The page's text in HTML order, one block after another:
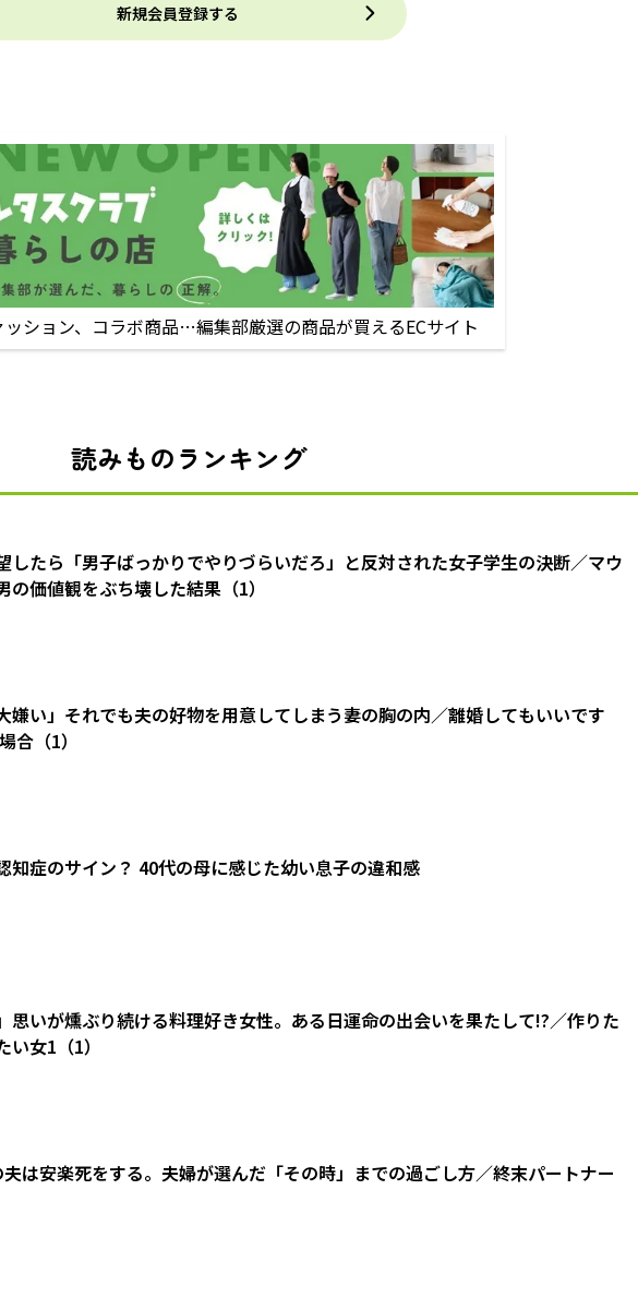
新規会員登録する
ション、コラボ商品…編集部厳選の商品が買えるECサイト
読みものランキング
したら「男子ばっかりでやりづらいだろ」と反対された女子学生の決断／マウ
の価値観をぶち壊した結果（1）
嫌い」それでも夫の好物を用意してしまう妻の胸の内／離婚してもいいです
合（1）
知症のサイン？ 40代の母に感じた幼い息子の違和感
思いが燻ぶり続ける料理好き女性。ある日運命の出会いを果たして!?／作りた
い女1（1）
は安楽死をする。夫婦が選んだ「その時」までの過ごし方／終末パートナー